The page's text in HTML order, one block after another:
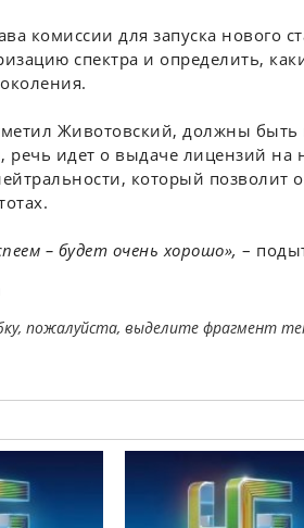
комиссии для запуска нового
спектра и определить,
Животовский, должны
речь идет о выдаче лицензий
который позволит
– будет очень хорошо», –
пожалуйста, выделите фрагмент